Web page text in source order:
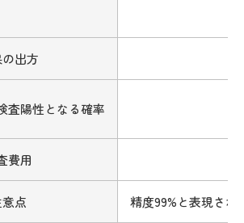
出方
査陽性となる確率
費用
点 精度99%と表現され